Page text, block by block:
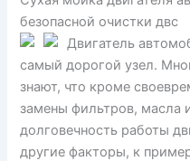
безопасной очистки двс
Двигатель
самый дорогой узел.
знают, что кроме
замены фильтров, масла
долговечность работы
другие факторы, к